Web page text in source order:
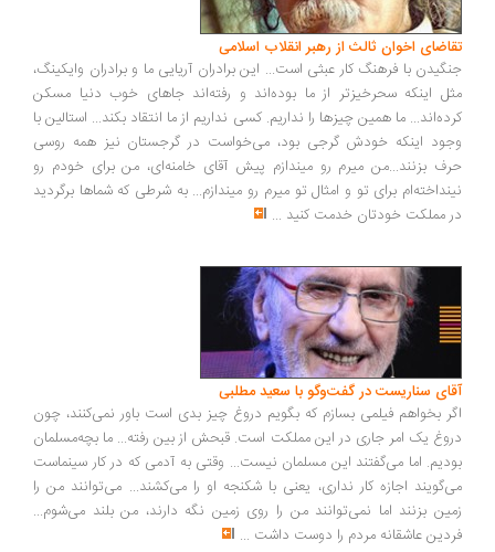
اخوان ثالث از رهبر انقلاب اسلامی
با فرهنگ کار عبثی است... این برادران آریایی ما و برادران وایکینگ،
اینکه سحرخیزتر از ما بوده‌اند و رفته‌اند جاهای خوب دنیا مسکن
ما همین چیزها را نداریم. کسی نداریم از ما انتقاد بکند... استالین با
اینکه خودش گرجی بود، می‌خواست در گرجستان نیز همه روسی
بزنند...من میرم رو میندازم پیش آقای خامنه‌ای، من برای خودم رو
برای تو و امثال تو میرم رو میندازم... به شرطی که شماها برگردید
مملکت خودتان خدمت کنید...
سناریست در گفت‌وگو با سعید مطلبی
بخواهم فیلمی بسازم که بگویم دروغ چیز بدی است باور نمی‌کنند، چون
یک امر جاری در این مملکت است. قبحش از بین رفته... ما بچه‌مسلمان
اما می‌گفتند این مسلمان نیست... وقتی به آدمی که در کار سینماست
اجازه کار نداری، یعنی با شکنجه او را می‌کشند... می‌توانند من را
بزنند اما نمی‌توانند من را روی زمین نگه دارند، من بلند می‌شوم...
عاشقانه مردم را دوست داشت ...